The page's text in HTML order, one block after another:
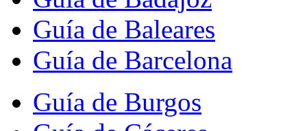
Guía de Baleares
Guía de Barcelona
Guía de Burgos